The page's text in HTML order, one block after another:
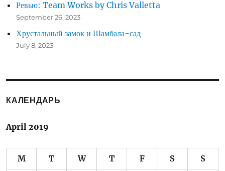
Ревью: Team Works by Chris Valletta
September 26, 2023
Хрустальный замок и Шамбала-сад
July 8, 2023
КАЛЕНДАРЬ
April 2019
M T W T F S S